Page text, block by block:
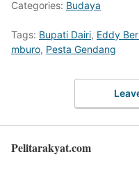
Categories: Budaya
Tags: Bupati Dairi, Eddy
mburo, Pesta Gendang
Pelitarakyat.com